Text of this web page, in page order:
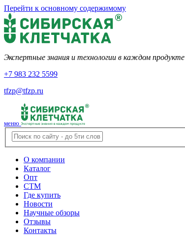
Перейти к основному содержимому
Экспертные знания и технологии в каждом продукте
+7 983 232 5599
tfzp@tfzp.ru
меню
О компании
Каталог
Опт
СТМ
Где купить
Новости
Научные обзоры
Отзывы
Контакты